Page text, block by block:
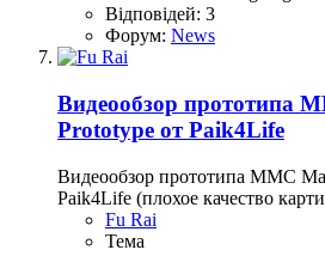
Відповідей: 3
Форум: News
Видеообзор прототипа
Prototype от Paik4Life
Видеообзор прототипа MMC
Paik4Life (плохое качество
Fu Rai
Тема